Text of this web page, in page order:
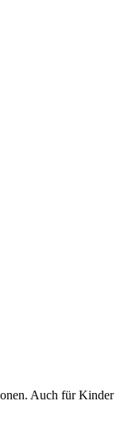
Auch für Kinder